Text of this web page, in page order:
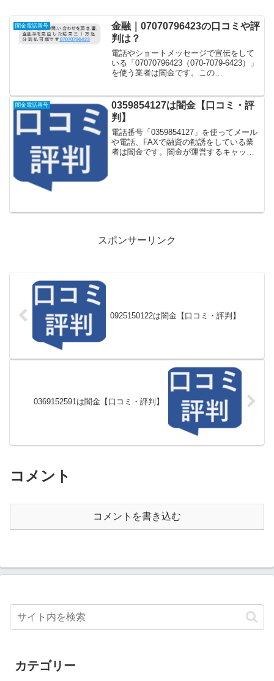
闇金電話番号
金融｜07070796423の口コミや評
判は？
電話やショートメッセージで宣伝をして
いる「07070796423（070-7079-6423）」
を使う業者は闇金です。この
ません。こちらでは申し込んでしまっ
た...
闇金電話番号
0359854127は闇金【口コミ・評
判】
電話番号「0359854127」を使ってメール
や電話、FAXで融資の勧誘をしている業
者は闇金です。闇金が運営するキャッシ
スポンサーリンク
0925150122は闇金【口コミ・評判】
0369152591は闇金【口コミ・評判】
コメント
コメントを書き込む
カテゴリー